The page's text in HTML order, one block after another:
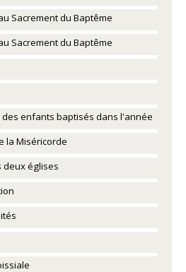
Sacrement du Baptême
Sacrement du Baptême
enfants baptisés dans l'année
la Miséricorde
deux églises